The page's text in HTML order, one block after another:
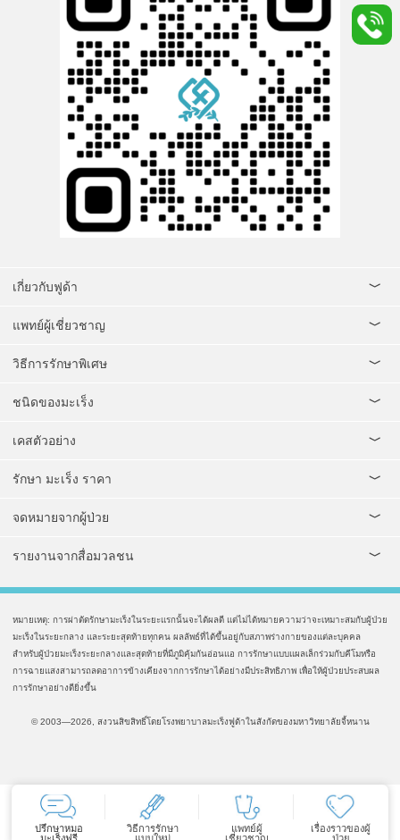
ปรึกษาหมอ
วิธีการรักษา
แพทย์ผู้
เรื่องราวของผู้
เกี่ยวกับฟูด้า
แพทย์ผู้เชี่ยวชาญ
วิธีการรักษาพิเศษ
ชนิดของมะเร็ง
เคสตัวอย่าง
รักษา มะเร็ง ราคา
จดหมายจากผู้ป่วย
รายงานจากสื่อมวลชน
หมายเหตุ: การผ่าตัดรักษามะเร็งในระยะแรกนั้นจะได้ผลดี แต่ไม่ได้หมายความว่าจะเหมาะสมกับผู้ป่วย
มะเร็งในระยะกลาง และระยะสุดท้ายทุกคน ผลลัพธ์ที่ได้ขึ้นอยู่กับสภาพร่างกายของแต่ละบุคคล
สำหรับผู้ป่วยมะเร็งระยะกลางและสุดท้ายที่มีภูมิคุ้มกันอ่อนแอ การรักษาแบบแผลเล็กร่วมกับคีโมหรือ
การฉายแสงสามารถลดอาการข้างเคียงจากการรักษาได้อย่างมีประสิทธิภาพ เพื่อให้ผู้ป่วยประสบผล
การรักษาอย่างดียิ่งขึ้น
© 2003—2026, สงวนสิขสิทธิ์โดยโรงพยาบาลมะเร็งฟูด้าในสังกัดของมหาวิทยาลัยจี้หนาน